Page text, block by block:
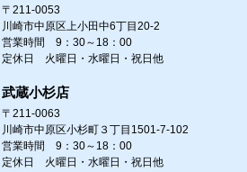
〒211-0053
川崎市中原区上小田中6丁目20-2
営業時間 9：30～18：00
定休日 火曜日・水曜日・祝日他
武蔵小杉店
〒211-0063
川崎市中原区小杉町３丁目1501-7-102
営業時間 9：30～18：00
定休日 火曜日・水曜日・祝日他